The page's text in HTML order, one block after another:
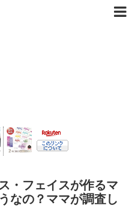
・フェイスが作るマ
なの？ママが調査し